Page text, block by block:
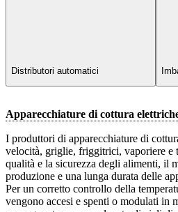
Distributori automatici
Apparecchiature di cottura
I produttori di apparecchiature di
velocità, griglie, friggitrici, vaporiere e
qualità e la sicurezza degli alimenti, il
produzione e una lunga durata delle
Per un corretto controllo della
vengono accesi e spenti o modulati in